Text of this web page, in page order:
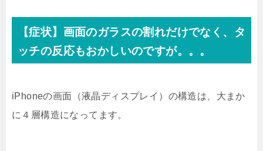
【症状】画面のガラスの割れだけでなく、タ
ッチの反応もおかしいのですが。。。
iPhoneの画面（液晶ディスプレイ）の構造は、大まか
に４層構造になってます。